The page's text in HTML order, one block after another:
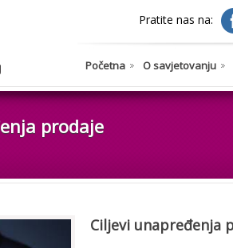
Pratite nas na:
Početna O savjetovanju
prodaje
Ciljevi unapređenja